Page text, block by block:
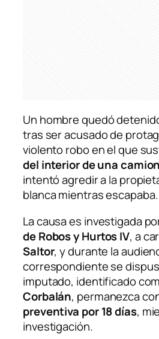
Un hombre quedó
tras ser acusado de
violento robo en el que
del interior de una
intentó agredir a la
blanca mientras escapaba.
La causa es investigada
de Robos y Hurtos IV, a
Saltor, y durante la
correspondiente se
imputado, identificado
Corbalán, permanezca
preventiva por 18 días,
investigación.